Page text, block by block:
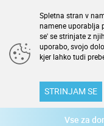
Spletna stran v
namene uporablja
se' se strinjate z
uporabo, svojo
kjer lahko tudi
STRINJAM SE
Vse za